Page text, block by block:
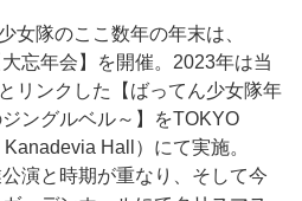
隊のここ数年の年末は、
忘年会】を開催。2023年は当
リンクした【ばってん少女隊年
ングルベル～】をTOKYO
Hall）にて実施。
演と時期が重なり、そして今